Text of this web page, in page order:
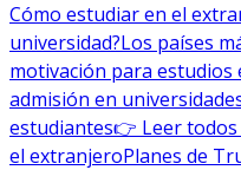
Cómo estudiar en el
universidad?Los países
motivación para estudios
admisión en
estudiantes👉 Leer
el extranjeroPlanes de